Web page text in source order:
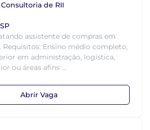
de RII
assistente de compras em
Requisitos: Ensino médio completo,
em administração, logística,
ou áreas afins ...
Abrir Vaga